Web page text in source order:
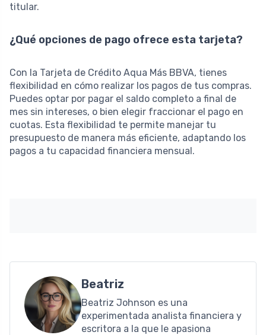
titular.
¿Qué opciones de pago ofrece esta tarjeta?
Con la Tarjeta de Crédito Aqua Más BBVA, tienes
flexibilidad en cómo realizar los pagos de tus compras.
Puedes optar por pagar el saldo completo a final de
mes sin intereses, o bien elegir fraccionar el pago en
cuotas. Esta flexibilidad te permite manejar tu
presupuesto de manera más eficiente, adaptando los
pagos a tu capacidad financiera mensual.
Beatriz
Beatriz Johnson es una
experimentada analista financiera y
escritora a la que le apasiona